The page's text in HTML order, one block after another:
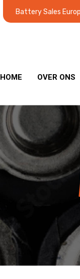
Battery Sales
HOME OVER ONS